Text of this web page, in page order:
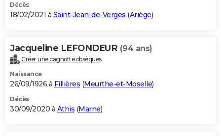
Décès
18/02/2021 à Saint-Jean-de-Verges (Ariège)
Jacqueline LEFONDEUR (94 ans)
Créer une cagnotte obsèques
Naissance
26/09/1926 à Fillières (Meurthe-et-Moselle)
Décès
30/09/2020 à Athis (Marne)